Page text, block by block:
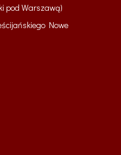
pod Warszawą)
Nowe